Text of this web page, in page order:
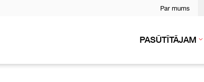
Par mums
PASŪTĪTĀJAM